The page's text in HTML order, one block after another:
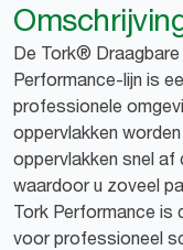
De Tork®
Performance-lijn is
professionele
oppervlakken
oppervlakken snel af
waardoor u zoveel
Tork Performance is
voor professioneel